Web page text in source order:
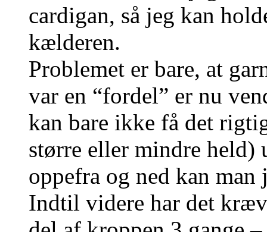
cardigan, så jeg kan
kælderen.
Problemet er bare, at
var en “fordel” er nu
kan bare ikke få det
større eller mindre
oppefra og ned kan
Indtil videre har det